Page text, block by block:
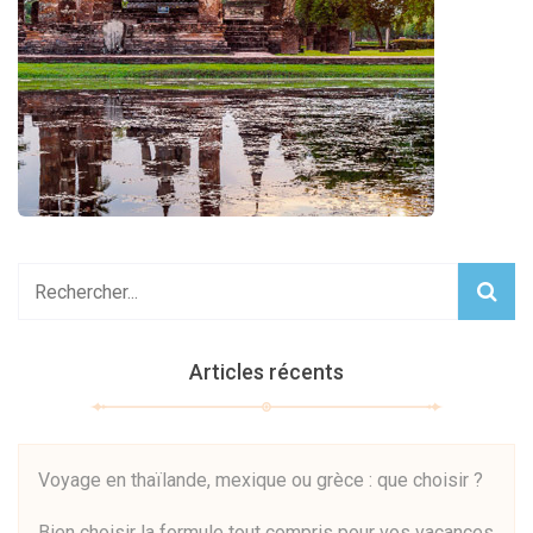
Articles récents
Voyage en thaïlande, mexique ou grèce : que choisir ?